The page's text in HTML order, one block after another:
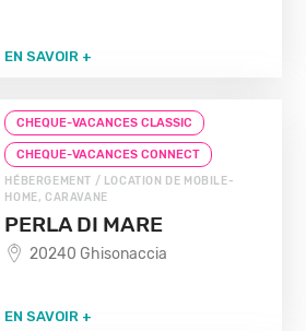
EN SAVOIR +
CHEQUE-VACANCES CLASSIC
CHEQUE-VACANCES CONNECT
HÉBERGEMENT / LOCATION DE MOBILE-
HOME, CARAVANE
PERLA DI MARE
20240 Ghisonaccia
EN SAVOIR +